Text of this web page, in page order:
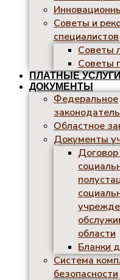
Советы и
специалистов
Советы
Советы
ПЛАТНЫЕ
ДОКУМЕНТЫ
Федеральное
Областное
Документы
области
Бланки
Система
безопасности